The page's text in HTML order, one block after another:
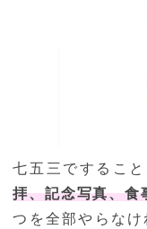
七五三でするこ
拝、記念写真、食
つを全部やらな